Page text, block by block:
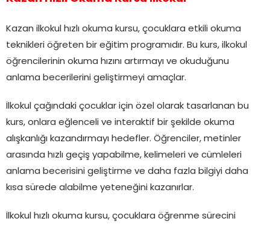
Kazan ilkokul hızlı okuma kursu, çocuklara etkili okuma
teknikleri öğreten bir eğitim programıdır. Bu kurs, ilkokul
öğrencilerinin okuma hızını artırmayı ve okuduğunu
anlama becerilerini geliştirmeyi amaçlar.
İlkokul çağındaki çocuklar için özel olarak tasarlanan bu
kurs, onlara eğlenceli ve interaktif bir şekilde okuma
alışkanlığı kazandırmayı hedefler. Öğrenciler, metinler
arasında hızlı geçiş yapabilme, kelimeleri ve cümleleri
anlama becerisini geliştirme ve daha fazla bilgiyi daha
kısa sürede alabilme yeteneğini kazanırlar.
İlkokul hızlı okuma kursu, çocuklara öğrenme sürecini